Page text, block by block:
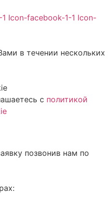
Icon-facebook-1-1 Icon-
в течении нескольких
c политикой
позвонив нам по